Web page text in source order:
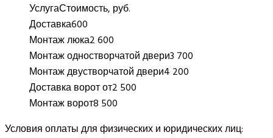
УслугаСтоимость, руб.
Доставка600
Монтаж люка2 600
Монтаж одностворчатой двери3 700
Монтаж двустворчатой двери4 200
Доставка ворот от2 500
Монтаж ворот8 500
Условия оплаты для физических и юридических лиц: